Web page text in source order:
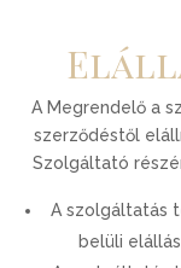
A Megrendelő a
szerződéstől
Szolgáltató
A szolgáltatás
belüli